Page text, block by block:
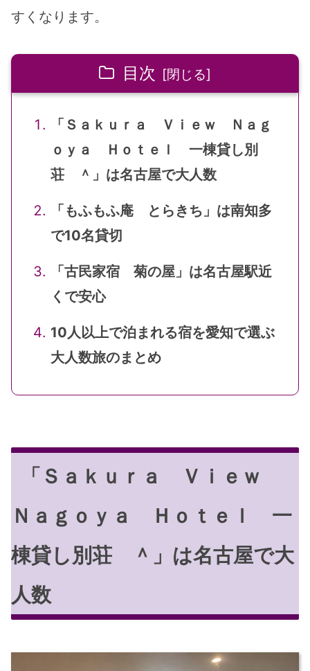
すくなります。
目次
「Ｓａｋｕｒａ Ｖｉｅｗ Ｎａｇ
ｏｙａ Ｈｏｔｅｌ 一棟貸し別
荘 ＾」は名古屋で大人数
「もふもふ庵 とらきち」は南知多
で10名貸切
「古民家宿 菊の屋」は名古屋駅近
くで安心
10人以上で泊まれる宿を愛知で選ぶ
大人数旅のまとめ
「Ｓａｋｕｒａ Ｖｉｅｗ
Ｎａｇｏｙａ Ｈｏｔｅｌ 一
棟貸し別荘 ＾」は名古屋で大
人数